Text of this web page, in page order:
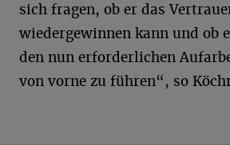
sich fragen, ob er das
wiedergewinnen kann und ob
den nun erforderlichen
von vorne zu führen“, so